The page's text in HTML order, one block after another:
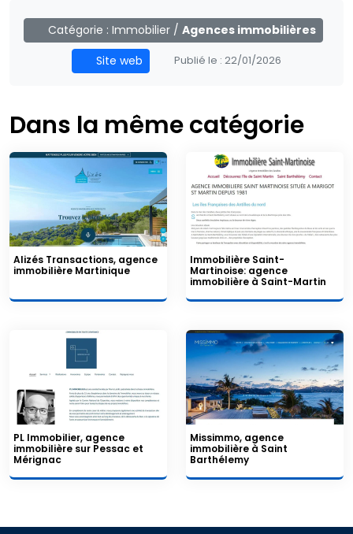
Catégorie : Immobilier/ Agences immobilières
Site web
Publié le : 22/01/2026
Dans la même catégorie
Alizés Transactions, agence
immobilière Martinique
Immobilière Saint-
Martinoise: agence
immobilière à Saint-Martin
PL Immobilier, agence
immobilière sur Pessac et
Mérignac
Missimmo, agence
immobilière à Saint
Barthélemy